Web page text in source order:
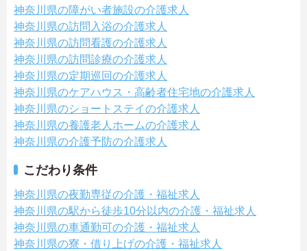
神奈川県の障がい者施設の介護求人
神奈川県の訪問入浴の介護求人
神奈川県の訪問看護の介護求人
神奈川県の訪問診療の介護求人
神奈川県の定期巡回の介護求人
神奈川県のケアハウス・高齢者住宅地の介護求人
神奈川県のショートステイの介護求人
神奈川県の養護老人ホームの介護求人
神奈川県の介護予防の介護求人
こだわり条件
神奈川県の夜勤専従の介護・福祉求人
神奈川県の駅から徒歩10分以内の介護・福祉求人
神奈川県の車通勤可の介護・福祉求人
神奈川県の寮・借り上げの介護・福祉求人